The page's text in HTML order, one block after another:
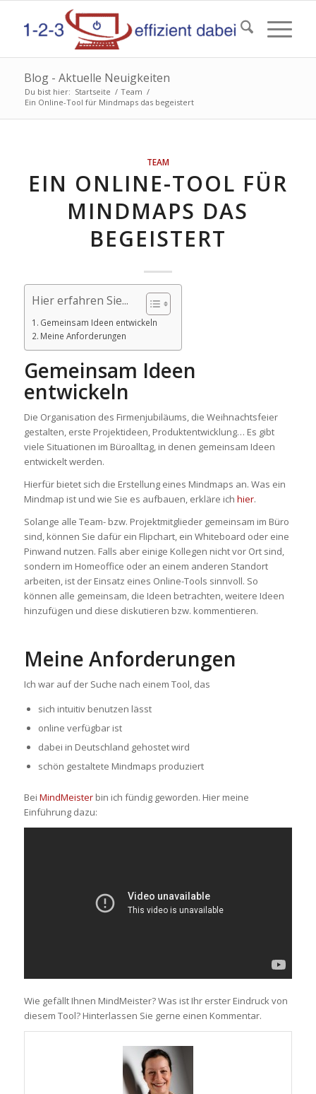
Blog - Aktuelle Neuigkeiten
Du bist hier: Startseite / Team /
Ein Online-Tool für Mindmaps das begeistert
TEAM
EIN ONLINE-TOOL FÜR
MINDMAPS DAS
BEGEISTERT
Hier erfahren Sie...
Gemeinsam Ideen entwickeln
Meine Anforderungen
Gemeinsam Ideen
entwickeln
Die Organisation des Firmenjubiläums, die Weihnachtsfeier
gestalten, erste Projektideen, Produktentwicklung… Es gibt
viele Situationen im Büroalltag, in denen gemeinsam Ideen
entwickelt werden.
Hierfür bietet sich die Erstellung eines Mindmaps an. Was ein
Mindmap ist und wie Sie es aufbauen, erkläre ich hier.
Solange alle Team- bzw. Projektmitglieder gemeinsam im Büro
sind, können Sie dafür ein Flipchart, ein Whiteboard oder eine
Pinwand nutzen. Falls aber einige Kollegen nicht vor Ort sind,
sondern im Homeoffice oder an einem anderen Standort
arbeiten, ist der Einsatz eines Online-Tools sinnvoll. So
können alle gemeinsam, die Ideen betrachten, weitere Ideen
hinzufügen und diese diskutieren bzw. kommentieren.
Meine Anforderungen
Ich war auf der Suche nach einem Tool, das
sich intuitiv benutzen lässt
online verfügbar ist
dabei in Deutschland gehostet wird
schön gestaltete Mindmaps produziert
Bei MindMeisterbin ich fündig geworden. Hier meine
Einführung dazu:
Wie gefällt Ihnen MindMeister? Was ist Ihr erster Eindruck von
diesem Tool? Hinterlassen Sie gerne einen Kommentar.